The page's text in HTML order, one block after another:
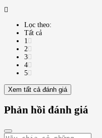
Lọc theo:
Tất cả
1
2
3
4
5
Xem tất cả đánh giá
Phản hồi đánh giá